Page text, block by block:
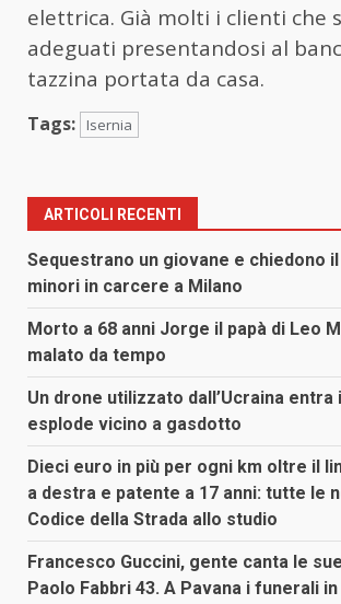
elettrica. Già molti i clienti che
adeguati presentandosi al
tazzina portata da casa.
Tags: Isernia
ARTICOLI RECENTI
Sequestrano un giovane e chiedono
minori in carcere a Milano
Morto a 68 anni Jorge il papà di Leo
malato da tempo
Un drone utilizzato dall’Ucraina entra
esplode vicino a gasdotto
Dieci euro in più per ogni km oltre il
a destra e patente a 17 anni: tutte le
Codice della Strada allo studio
Francesco Guccini, gente canta le
Paolo Fabbri 43. A Pavana i funerali